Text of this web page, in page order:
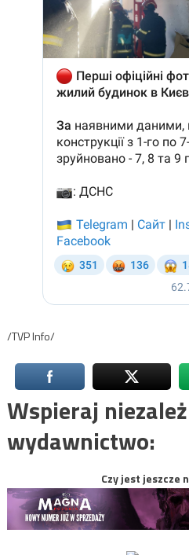
/TVP Info/
Wspieraj
wydawnictwo:
Czy jest jeszcze